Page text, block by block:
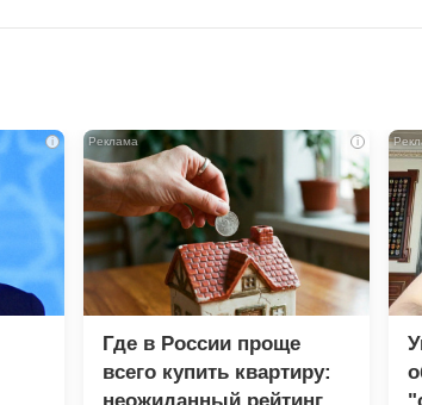
i i
Где в России проще
всего купить квартиру: